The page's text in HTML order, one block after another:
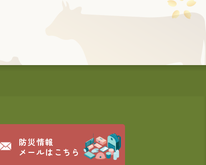
防災情報
メールはこちら